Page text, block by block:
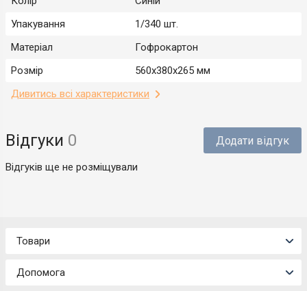
Упакування
1/340 шт.
Матеріал
Гофрокартон
Розмір
560х380х265 мм
Дивитись всі характеристики
Відгуки 0 Додати відгук
Відгуків ще не розміщували
Товари
Допомога